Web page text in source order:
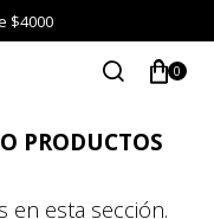
$4000
0
PRODUCTOS
en esta sección.